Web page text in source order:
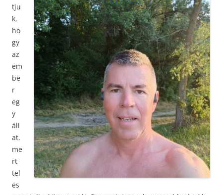
tju
k,
ho
gy
az
em
be
r
eg
y
áll
at,
me
rt
tel
es